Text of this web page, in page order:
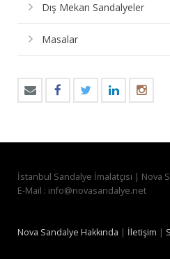
Dış Mekan Sandalyeler
Masalar
İstanbul Sandalye İmalatçısı | Nova
E-Mail : info@novasandalye.net
Nova Sandalye Hakkında | İletişim |